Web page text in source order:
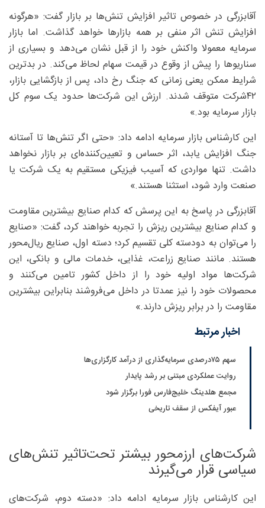
آقابزرگی در خصوص تاثیر افزایش تنش‌ها بر بازار گفت: «هرگونه
افزایش تنش اثر منفی بر همه بازارها خواهد گذاشت. اما بازار
سرمایه معمولا واکنش خود را از قبل نشان می‌دهد و بسیاری از
سناریوها را پیش از وقوع در قیمت سهام لحاظ می‌کند. در بدترین
شرایط ممکن یعنی زمانی که جنگ رخ داد، پس از بازگشایی بازار،
۴۲شرکت متوقف شدند. ارزش این شرکت‌ها حدود یک سوم کل
بازار سرمایه بود.»
این کارشناس بازار سرمایه ادامه داد: «حتی اگر تنش‌ها تا آستانه
جنگ افزایش یابد، اثر حساس و تعیین‌کننده‌ای بر بازار نخواهد
داشت. تنها مواردی که آسیب فیزیکی مستقیم به یک شرکت یا
صنعت وارد شود، استثنا هستند.»
آقابزرگی در پاسخ به این پرسش که کدام صنایع بیشترین مقاومت
و کدام صنایع بیشترین ریزش را تجربه خواهند کرد، گفت: «صنایع
را می‌توان به دو‌دسته کلی تقسیم کرد؛ دسته اول، صنایع ریال‌محور
هستند. مانند صنایع زراعت، غذایی، خدمات مالی و بانکی، این
شرکت‌ها مواد اولیه خود را از داخل کشور تامین می‌کنند و
محصولات خود را نیز عمدتا در داخل می‌فروشند بنابراین بیشترین
مقاومت را در برابر ریزش دارند.»
اخبار مرتبط
سهم ۷۵‌درصدی سرمایه‌گذاری از درآمد کارگزاری‌ها
روایت عملکردی مبتنی بر رشد پایدار
مجمع هلدینگ خلیج‌فارس فورا برگزار شود
عبور آیفکس از سقف تاریخی
شرکت‌های ارزمحور بیشتر تحت‌تاثیر تنش‌های
سیاسی قرار می‌گیرند
این کارشناس بازار سرمایه ادامه داد: «دسته دوم، شرکت‌های